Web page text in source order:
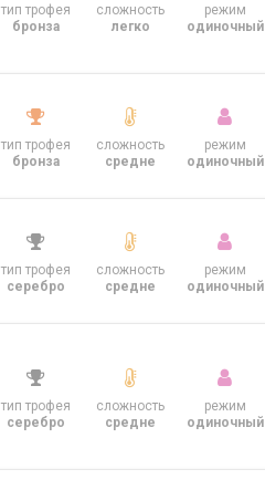
тип трофея
бронза
сложность
легко
режим
одиночный
тип трофея
бронза
сложность
средне
режим
одиночный
тип трофея
серебро
сложность
средне
режим
одиночный
тип трофея
серебро
сложность
средне
режим
одиночный